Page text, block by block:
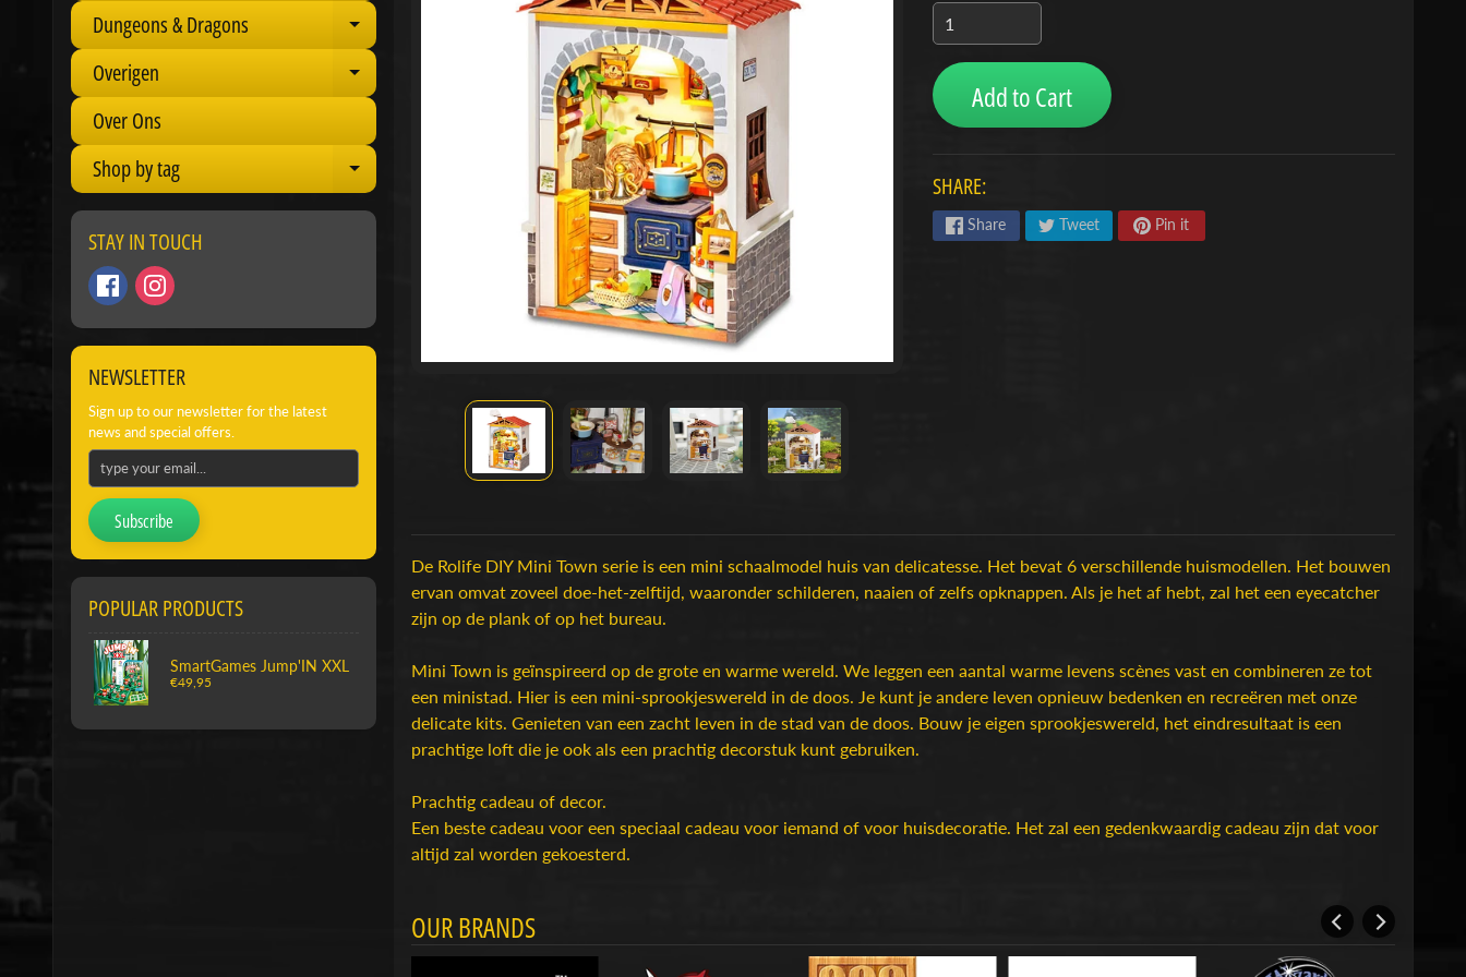
Dungeons & Dragons Expand child menu
Overigen Expand child menu
Over Ons
Shop by tag
Expand child menu
STAY IN TOUCH
NEWSLETTER
Sign up to our newsletter for the latest
news and special offers.
Subscribe
POPULAR PRODUCTS
SmartGames Jump'IN XXL
€49,95
Add to Cart
SHARE:
Share Tweet Pin it
De Rolife DIY Mini Town serie is een mini schaalmodel huis van delicatesse. Het bevat 6 verschillende huismodellen. Het bouwen
ervan omvat zoveel doe-het-zelftijd, waaronder schilderen, naaien of zelfs opknappen. Als je het af hebt, zal het een eyecatcher
zijn op de plank of op het bureau.
Mini Town is geïnspireerd op de grote en warme wereld. We leggen een aantal warme levens scènes vast en combineren ze tot
een ministad. Hier is een mini-sprookjeswereld in de doos. Je kunt je andere leven opnieuw bedenken en recreëren met onze
delicate kits. Genieten van een zacht leven in de stad van de doos. Bouw je eigen sprookjeswereld, het eindresultaat is een
prachtige loft die je ook als een prachtig decorstuk kunt gebruiken.
Prachtig cadeau of decor.
Een beste cadeau voor een speciaal cadeau voor iemand of voor huisdecoratie. Het zal een gedenkwaardig cadeau zijn dat voor
altijd zal worden gekoesterd.
OUR BRANDS